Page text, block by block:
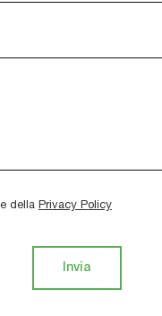
della Privacy Policy
Invia